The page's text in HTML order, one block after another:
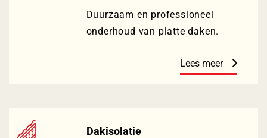
Duurzaam en professioneel
onderhoud van platte daken.
Lees meer
Dakisolatie